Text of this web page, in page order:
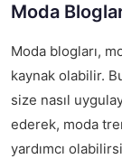
Moda
Moda blogları,
kaynak olabilir.
size nasıl
ederek, moda
yardımcı